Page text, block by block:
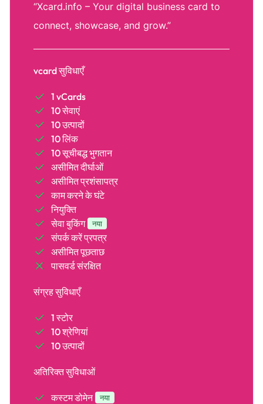
“Xcard.info – Your digital business card to
connect, showcase, and grow.”
vcard सुविधाएँ
1 vCards
10 सेवाएं
10 उत्पादों
10 लिंक
10 सूचीबद्ध भुगतान
असीमित दीर्घाओं
असीमित प्रशंसापत्र
काम करने के घंटे
नियुक्ति
सेवा बुकिंग
नया
संपर्क करें प्रपत्र
असीमित पूछताछ
पासवर्ड संरक्षित
संग्रह सुविधाएँ
1 स्टोर
10 श्रेणियां
10 उत्पादों
अतिरिक्त सुविधाओं
कस्टम डोमेन नया